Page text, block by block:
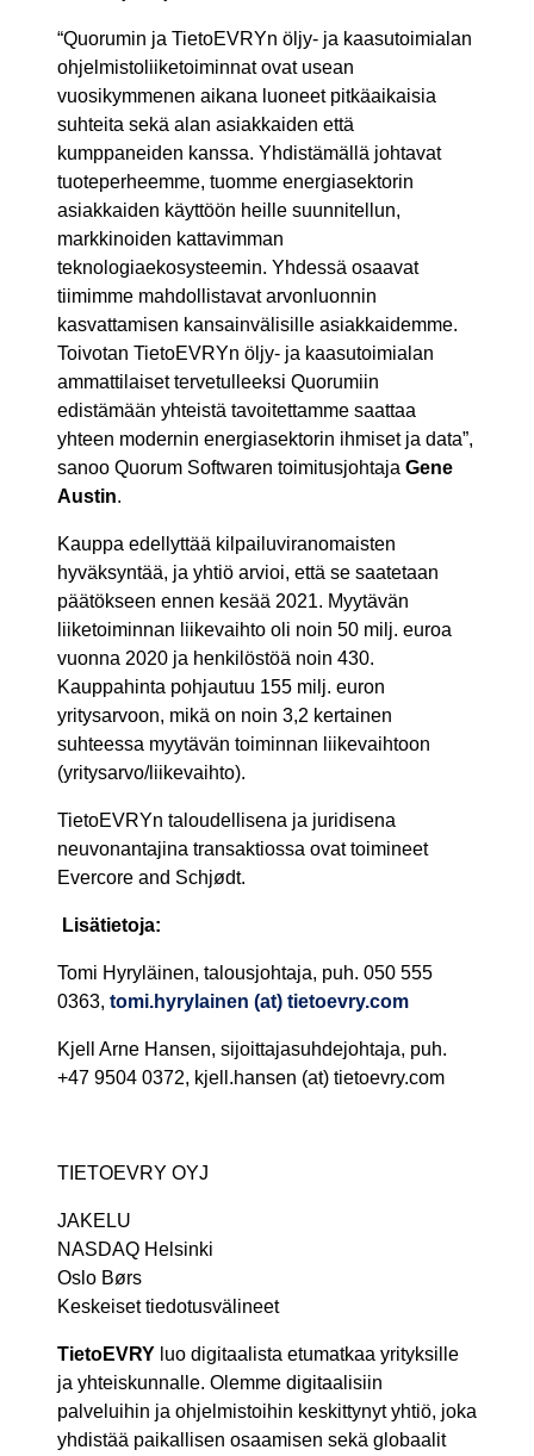
“Quorumin ja TietoEVRYn öljy- ja kaasutoimialan
ohjelmistoliiketoiminnat ovat usean
vuosikymmenen aikana luoneet pitkäaikaisia
suhteita sekä alan asiakkaiden että
kumppaneiden kanssa. Yhdistämällä johtavat
tuoteperheemme, tuomme energiasektorin
asiakkaiden käyttöön heille suunnitellun,
markkinoiden kattavimman
teknologiaekosysteemin. Yhdessä osaavat
tiimimme mahdollistavat arvonluonnin
kasvattamisen kansainvälisille asiakkaidemme.
Toivotan TietoEVRYn öljy- ja kaasutoimialan
ammattilaiset tervetulleeksi Quorumiin
edistämään yhteistä tavoitettamme saattaa
yhteen modernin energiasektorin ihmiset ja data”,
sanoo Quorum Softwaren toimitusjohtaja Gene
Austin.
Kauppa edellyttää kilpailuviranomaisten
hyväksyntää, ja yhtiö arvioi, että se saatetaan
päätökseen ennen kesää 2021. Myytävän
liiketoiminnan liikevaihto oli noin 50 milj. euroa
vuonna 2020 ja henkilöstöä noin 430.
Kauppahinta pohjautuu 155 milj. euron
yritysarvoon, mikä on noin 3,2 kertainen
suhteessa myytävän toiminnan liikevaihtoon
(yritysarvo/liikevaihto).
TietoEVRYn taloudellisena ja juridisena
neuvonantajina transaktiossa ovat toimineet
Evercore and Schjødt.
Lisätietoja:
Tomi Hyryläinen, talousjohtaja, puh. 050 555
0363, tomi.hyrylainen (at) tietoevry.com
Kjell Arne Hansen, sijoittajasuhdejohtaja, puh.
+47 9504 0372, kjell.hansen (at) tietoevry.com
TIETOEVRY OYJ
JAKELU
NASDAQ Helsinki
Oslo Børs
Keskeiset tiedotusvälineet
TietoEVRY luo digitaalista etumatkaa yrityksille
ja yhteiskunnalle. Olemme digitaalisiin
palveluihin ja ohjelmistoihin keskittynyt yhtiö, joka
yhdistää paikallisen osaamisen sekä globaalit